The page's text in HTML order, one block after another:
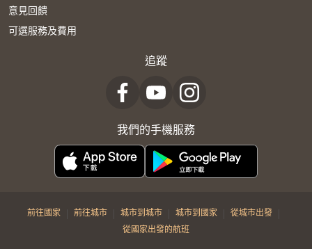
意見回饋
可選服務及費用
追蹤
我們的手機服務
前往國家 | 前往城市 | 城市到城市 | 城市到國家 | 從城市出發 |
從國家出發的航班